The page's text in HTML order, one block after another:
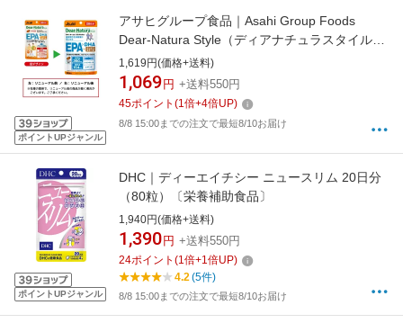
ポイントUPジャンル
アサヒグループ食品｜Asahi Group Foods
Dear-Natura Style（ディアナチュラスタイル）
EPA×DHA＋ナットウキナーゼ 20日分（80粒
入）〔栄養補助食品〕
1,619円(価格+送料)
1,069 円 +送料550円
45ポイント (1倍+4倍UP)
8/8 15:00までの注文で最短8/10お届け
ポイントUPジャンル
DHC｜ディーエイチシー ニュースリム 20日分
（80粒）〔栄養補助食品〕
1,940円(価格+送料)
1,390 円 +送料550円
24ポイント (1倍+1倍UP)
4.2(5件)
8/8 15:00までの注文で最短8/10お届け